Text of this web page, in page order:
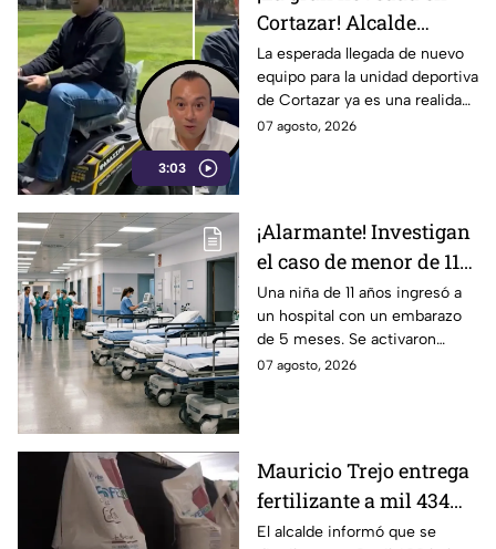
3:03
Cortazar! Alcalde
presume nuevo equipo
para la unidad
deportiva… y era una
podadora
La esperada llegada de nuevo
equipo para la unidad deportiva
de Cortazar ya es una realidad.
El alcalde Mauricio Estefanía
07 agosto, 2026
¡Alarmante! Investigan
el caso de menor de 11
años embarazada; esto
ocurrió
Una niña de 11 años ingresó a
un hospital con un embarazo
de 5 meses. Se activaron
protocolos de salud y las
07 agosto, 2026
Mauricio Trejo entrega
fertilizante a mil 434
productores de San
El alcalde informó que se